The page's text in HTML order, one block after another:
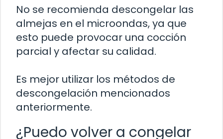
No se recomienda descongelar las
almejas en el microondas, ya que
esto puede provocar una cocción
parcial y afectar su calidad.
Es mejor utilizar los métodos de
descongelación mencionados
anteriormente.
¿Puedo volver a congelar